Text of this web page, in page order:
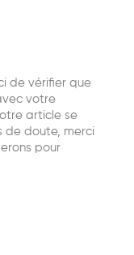
de vérifier que
votre
article se
de doute, merci
pour